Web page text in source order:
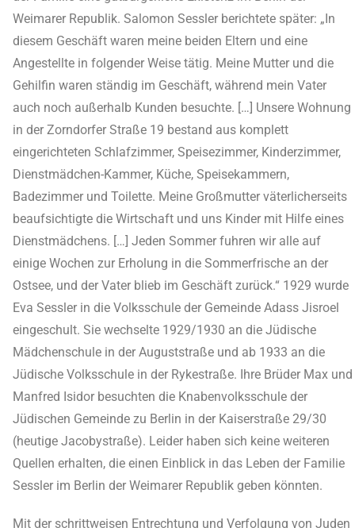
Weimarer Republik. Salomon Sessler berichtete später: „In
diesem Geschäft waren meine beiden Eltern und eine
Angestellte in folgender Weise tätig. Meine Mutter und die
Gehilfin waren ständig im Geschäft, während mein Vater
auch noch außerhalb Kunden besuchte. […] Unsere Wohnung
in der Zorndorfer Straße 19 bestand aus komplett
eingerichteten Schlafzimmer, Speisezimmer, Kinderzimmer,
Dienstmädchen-Kammer, Küche, Speisekammern,
Badezimmer und Toilette. Meine Großmutter väterlicherseits
beaufsichtigte die Wirtschaft und uns Kinder mit Hilfe eines
Dienstmädchens. […] Jeden Sommer fuhren wir alle auf
einige Wochen zur Erholung in die Sommerfrische an der
Ostsee, und der Vater blieb im Geschäft zurück.“ 1929 wurde
Eva Sessler in die Volksschule der Gemeinde Adass Jisroel
eingeschult. Sie wechselte 1929/1930 an die Jüdische
Mädchenschule in der Auguststraße und ab 1933 an die
Jüdische Volksschule in der Rykestraße. Ihre Brüder Max und
Manfred Isidor besuchten die Knabenvolksschule der
Jüdischen Gemeinde zu Berlin in der Kaiserstraße 29/30
(heutige Jacobystraße). Leider haben sich keine weiteren
Quellen erhalten, die einen Einblick in das Leben der Familie
Sessler im Berlin der Weimarer Republik geben könnten.
Mit der schrittweisen Entrechtung und Verfolgung von Juden